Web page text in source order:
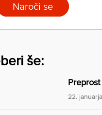
Naroči se
še:
22.